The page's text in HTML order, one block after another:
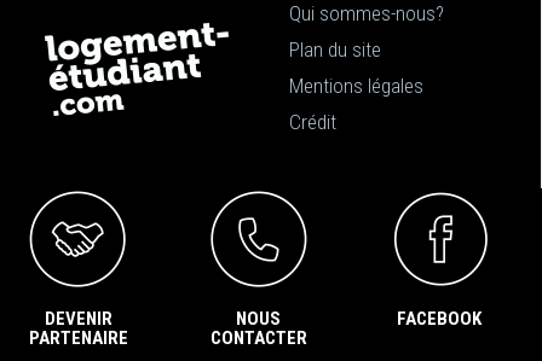
Qui sommes-nous?
Plan du site
Mentions légales
Crédit
DEVENIR
PARTENAIRE
NOUS
CONTACTER
FACEBOOK